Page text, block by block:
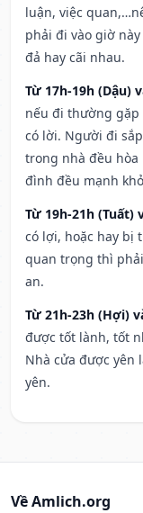
luận, việc
phải đi vào giờ
đả hay cãi nhau.
Từ 17h-19h (Dậu)
nếu đi thường gặp
có lời. Người đi
trong nhà đều hòa
đình đều mạnh
Từ 19h-21h (Tuất)
có lợi, hoặc hay bị
quan trọng thì
an.
Từ 21h-23h (Hợi)
được tốt lành, tốt
Nhà cửa được
yên.
Về Amlich.org